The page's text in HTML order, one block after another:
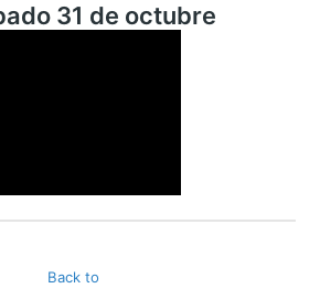
31 de octubre
Back to